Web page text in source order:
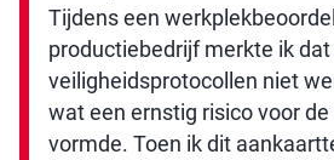
Tijdens een
productiebedrijf merkte ik dat
veiligheidsprotocollen niet
wat een ernstig risico voor
vormde. Toen ik dit